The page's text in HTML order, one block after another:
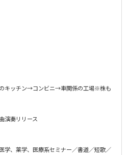
キッチン→コンビニ→車関係の工場※株も
演奏リリース
学、薬学、医療系セミナー／書道／短歌／